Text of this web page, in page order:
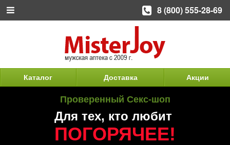
Каталог Доставка Акции
Проверенный Секс-шоп
Для тех, кто любит
ПОГОРЯЧЕЕ!
8 (800) 555-28-69